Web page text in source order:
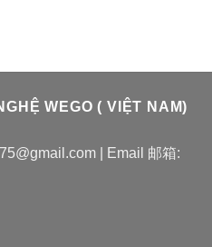
WEGO ( VIỆT NAM)
| Email 邮箱: